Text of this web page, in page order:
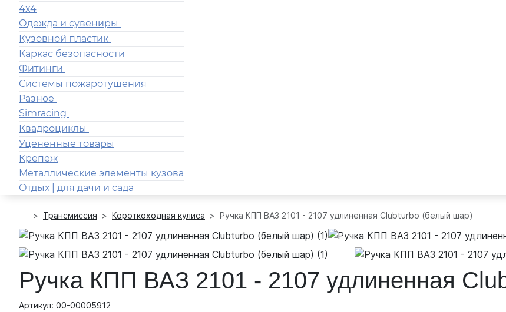
4x4
Одежда и сувениры
Кузовной пластик
Каркас безопасности
Фитинги
Системы пожаротушения
Разное
Simracing
Квадроциклы
Уцененные товары
Крепеж
Металлические элементы кузова
Отдых | для дачи и сада
Трансмиссия Короткоходная кулиса Ручка КПП ВАЗ 2101 - 2107 удлиненная Clubturbo (белый шар)
Ручка КПП ВАЗ 2101 - 2107 удлиненная
Артикул: 00-00005912